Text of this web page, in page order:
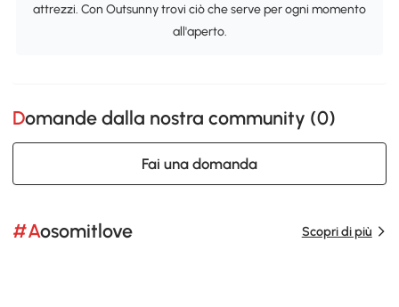
attrezzi. Con Outsunny trovi ciò che serve per ogni momento
all'aperto.
Domande dalla nostra community (0)
Fai una domanda
#Aosomitlove Scopri di più